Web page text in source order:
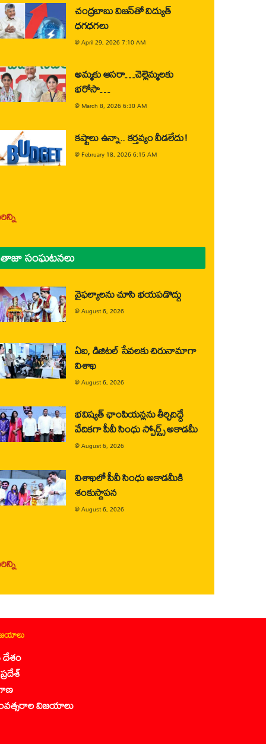
చంద్రబాబు విజన్‌తో విద్యుత్
ధగధగలు
@April 29, 2026 7:10 AM
అమ్మకు ఆసరా…చెల్లెమ్మలకు
భరోసా…
@ March 8, 2026 6:30 AM
కష్టాలు ఉన్నా.. కర్తవ్యం వీడలేదు!
@February 18, 2026 6:15 AM
తాజా సంఘటనలు
వైఫల్యాలను చూసి భయపడొద్దు
@August 6, 2026
ఏఐ, డిజిటల్ సేవలకు చిరునామాగా
విశాఖ
@August 6, 2026
భవిష్యత్ ఛాంపియన్లను తీర్చిదిద్దే
వేదికగా పీవీ సింధు స్పోర్ట్స్ అకాడమీ
@August 6, 2026
విశాఖలో పీవీ సింధు అకాడమీకి
శంకుస్థాపన
@August 6, 2026
విజయాలు